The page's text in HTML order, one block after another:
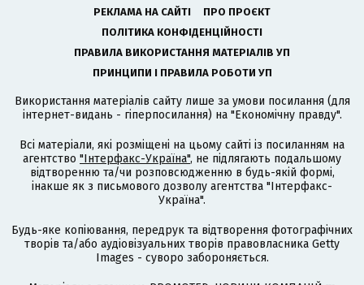
РЕКЛАМА НА САЙТІ
ПРО ПРОЄКТ
ПОЛІТИКА КОНФІДЕНЦІЙНОСТІ
ПРАВИЛА ВИКОРИСТАННЯ МАТЕРІАЛІВ УП
ПРИНЦИПИ І ПРАВИЛА РОБОТИ УП
Використання матеріалів сайту лише за умови посилання (для
інтернет-видань - гіперпосилання) на "Економічну правду".
Всі матеріали, які розміщені на цьому сайті із посиланням на
агентство "Інтерфакс-Україна", не підлягають подальшому
відтворенню та/чи розповсюдженню в будь-якій формі,
інакше як з письмового дозволу агентства "Інтерфакс-
Україна".
Будь-яке копіювання, передрук та відтворення фотографічних
творів та/або аудіовізуальних творів правовласника Getty
Images - суворо забороняється.